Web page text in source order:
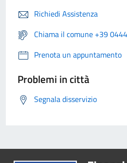
Richiedi Assistenza
Chiama il comune +39
Prenota un appuntamento
Problemi in città
Segnala disservizio